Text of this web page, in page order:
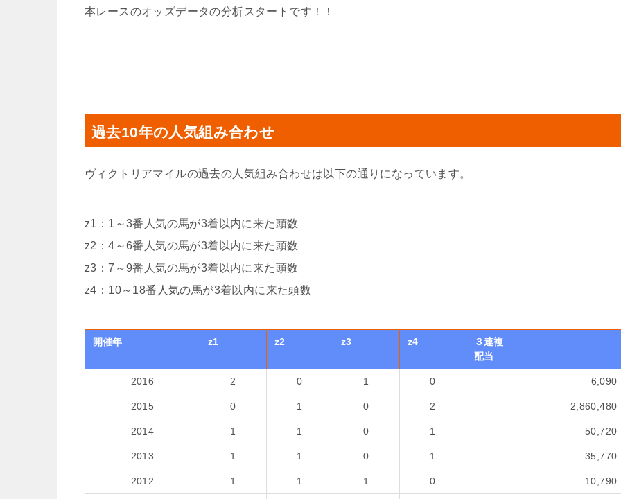
本レースのオッズデータの分析スタートです！！
過去10年の人気組み合わせ
ヴィクトリアマイルの過去の人気組み合わせは以下の通りになっています。
z1：1～3番人気の馬が3着以内に来た頭数
z2：4～6番人気の馬が3着以内に来た頭数
z3：7～9番人気の馬が3着以内に来た頭数
z4：10～18番人気の馬が3着以内に来た頭数
開催年 z1 z2 z3 z4
３連複
配当
2016 2 0 1 0 6,090
2015 0 1 0 2 2,860,480
2014 1 1 0 1 50,720
2013 1 1 0 1 35,770
2012 1 1 1 0 10,790